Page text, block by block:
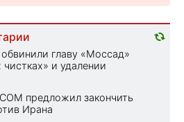
главу «Моссад»
и удалении
предложил закончить
Ирана